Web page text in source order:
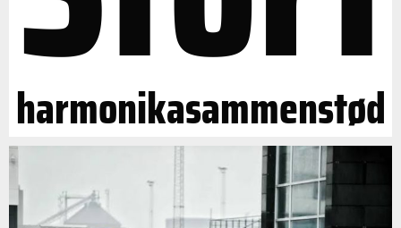
harmonikasammenstød